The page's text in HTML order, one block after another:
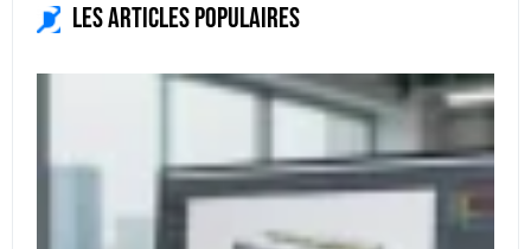
Les articles populaires